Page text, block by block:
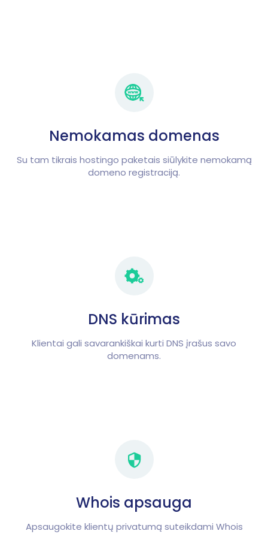
Nemokamas domenas
Su tam tikrais hostingo paketais siūlykite nemokamą
domeno registraciją.
DNS kūrimas
Klientai gali savarankiškai kurti DNS įrašus savo
domenams.
Whois apsauga
Apsaugokite klientų privatumą suteikdami Whois